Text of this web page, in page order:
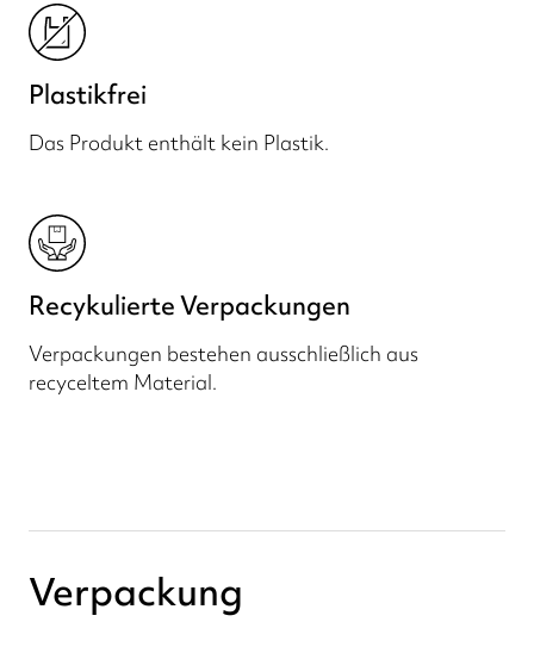
Plastikfrei
Das Produkt enthält kein Plastik.
Recykulierte Verpackungen
Verpackungen bestehen ausschließlich aus
recyceltem Material.
Verpackung